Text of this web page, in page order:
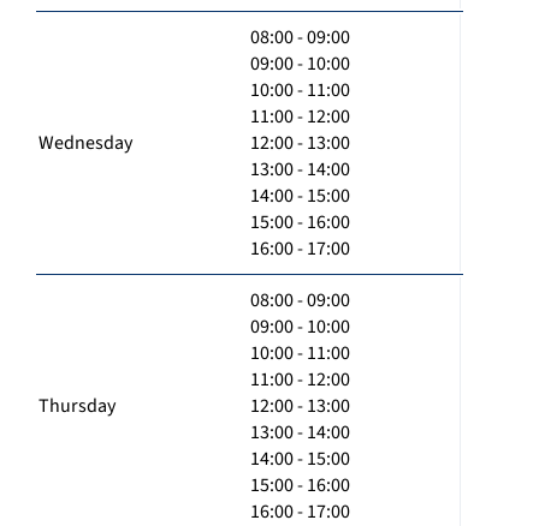
Wednesday
08:00 - 09:00
09:00 - 10:00
10:00 - 11:00
11:00 - 12:00
12:00 - 13:00
13:00 - 14:00
14:00 - 15:00
15:00 - 16:00
16:00 - 17:00
Thursday
08:00 - 09:00
09:00 - 10:00
10:00 - 11:00
11:00 - 12:00
12:00 - 13:00
13:00 - 14:00
14:00 - 15:00
15:00 - 16:00
16:00 - 17:00